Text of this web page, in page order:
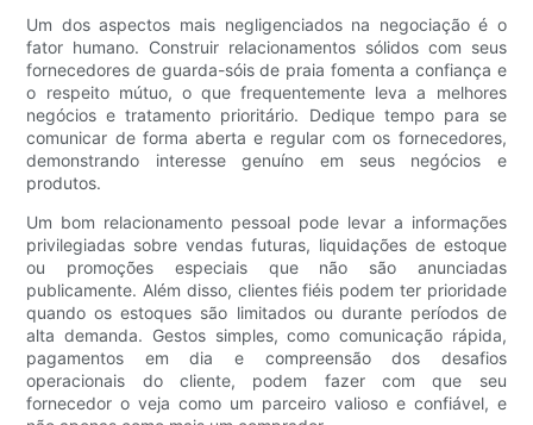
Um dos aspectos mais negligenciados na negociação é o
fator humano. Construir relacionamentos sólidos com seus
fornecedores de guarda-sóis de praia fomenta a confiança e
o respeito mútuo, o que frequentemente leva a melhores
negócios e tratamento prioritário. Dedique tempo para se
comunicar de forma aberta e regular com os fornecedores,
demonstrando interesse genuíno em seus negócios e
produtos.
Um bom relacionamento pessoal pode levar a informações
privilegiadas sobre vendas futuras, liquidações de estoque
ou promoções especiais que não são anunciadas
publicamente. Além disso, clientes fiéis podem ter prioridade
quando os estoques são limitados ou durante períodos de
alta demanda. Gestos simples, como comunicação rápida,
pagamentos em dia e compreensão dos desafios
operacionais do cliente, podem fazer com que seu
fornecedor o veja como um parceiro valioso e confiável, e